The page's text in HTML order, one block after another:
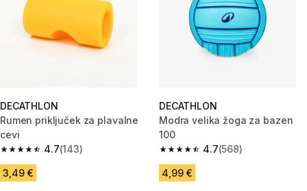
DECATHLON
Rumen priključek za plavalne
cevi
4.7
4.7 od 5 zvezdic from 143 ocene
(143)
3,49 €
DECATHLON
Modra velika žoga za bazen
100
4.7
4.7 od 5 zvezdic from 568
(568)
4,99 €